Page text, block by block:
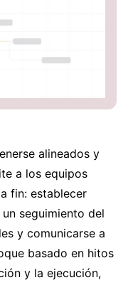
alineados y
a los equipos
fin: establecer
seguimiento del
y comunicarse a
basado en hitos
y la ejecución,